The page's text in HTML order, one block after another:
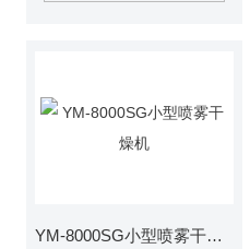
YM-8000SG小型喷雾干燥机